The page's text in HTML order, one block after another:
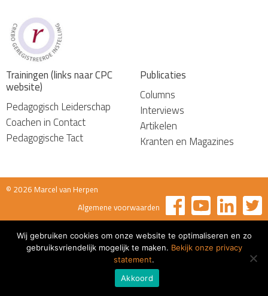
Trainingen (links naar CPC
website)
Pedagogisch Leiderschap
Coachen in Contact
Pedagogische Tact
Publicaties
Columns
Interviews
Artikelen
Kranten en Magazines
© 2026 Marcel van Herpen
Algemene voorwaarden
Wij gebruiken cookies om onze website te optimaliseren en zo
gebruiksvriendelijk mogelijk te maken. Bekijk onze privacy
statement.
Akkoord